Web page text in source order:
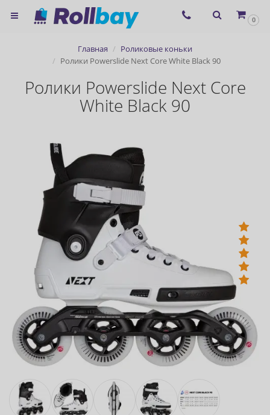
0
Главная
Роликовые коньки
Ролики Powerslide Next Core White Black 90
Ролики Powerslide Next Core
White Black 90
×
сервиса ЯНДЕКС.МЕТРИКА и
файлов cookie